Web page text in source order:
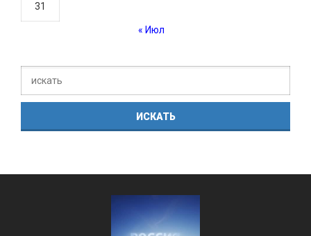
31
« Июл